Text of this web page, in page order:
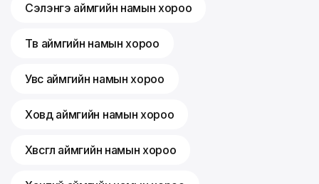
Сэлэнгэ аймгийн намын хороо
Төв аймгийн намын хороо
Увс аймгийн намын хороо
Ховд аймгийн намын хороо
Хөвсгөл аймгийн намын хороо